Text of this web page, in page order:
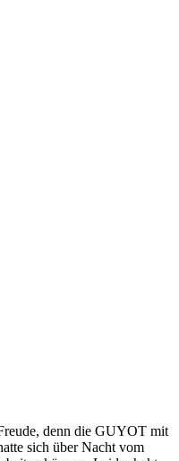
denn die GUYOT mit
sich über Nacht vom